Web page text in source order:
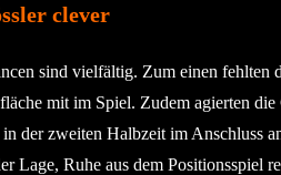
clever
sind vielfältig. Zum einen
mit im Spiel. Zudem agierten
der zweiten Halbzeit im Anschluss
Lage, Ruhe aus dem